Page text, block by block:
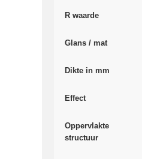
R waarde
Glans / mat
Dikte in mm
Effect
Oppervlakte
structuur